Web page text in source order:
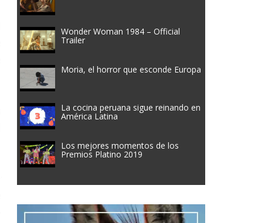
Wonder Woman 1984 – Official
Trailer
Moria, el horror que esconde Europa
La cocina peruana sigue reinando en
América Latina
Los mejores momentos de los
Premios Platino 2019